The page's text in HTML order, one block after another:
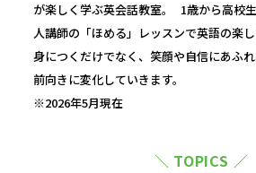
が楽しく学ぶ英会話教室。 1歳から高校
人講師の「ほめる」レッスンで英語の楽
身につくだけでなく、笑顔や自信にあふ
前向きに変化していきます。
※2026年5月現在
＼ TOPICS ／